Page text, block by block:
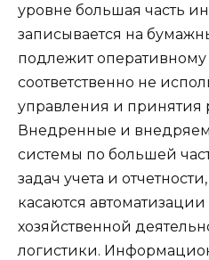
уровне большая часть
записывается на
подлежит оперативному
соответственно не
управления и принятия
Внедренные и
системы по большей
задач учета и
касаются
хозяйственной
логистики.